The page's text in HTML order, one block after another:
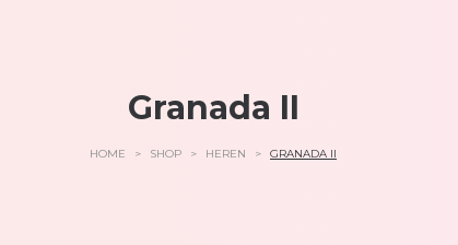
Granada II
HOME > SHOP > HEREN > GRANADA II